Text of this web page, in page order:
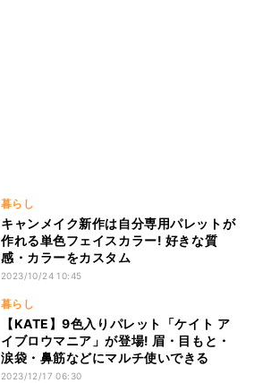
暮らし
キャンメイク新作は自分専用パレットが
作れる単色フェイスカラー! 好きな質
感・カラーをカスタム
2023/10/24 10:45
暮らし
【KATE】9色入りパレット「ケイト ア
イブロウマニア」が登場! 眉・目もと・
涙袋・鼻筋などにマルチ使いできる
2023/12/17 06:30